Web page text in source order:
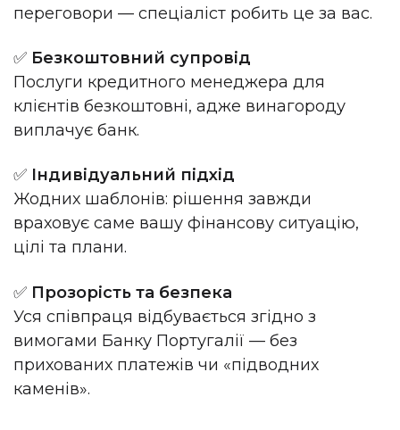
переговори — спеціаліст робить це за вас.
✅ Безкоштовний супровід
Послуги кредитного менеджера для
клієнтів безкоштовні, адже винагороду
виплачує банк.
✅ Індивідуальний підхід
Жодних шаблонів: рішення завжди
враховує саме вашу фінансову ситуацію,
цілі та плани.
✅ Прозорість та безпека
Уся співпраця відбувається згідно з
вимогами Банку Португалії — без
прихованих платежів чи «підводних
каменів».